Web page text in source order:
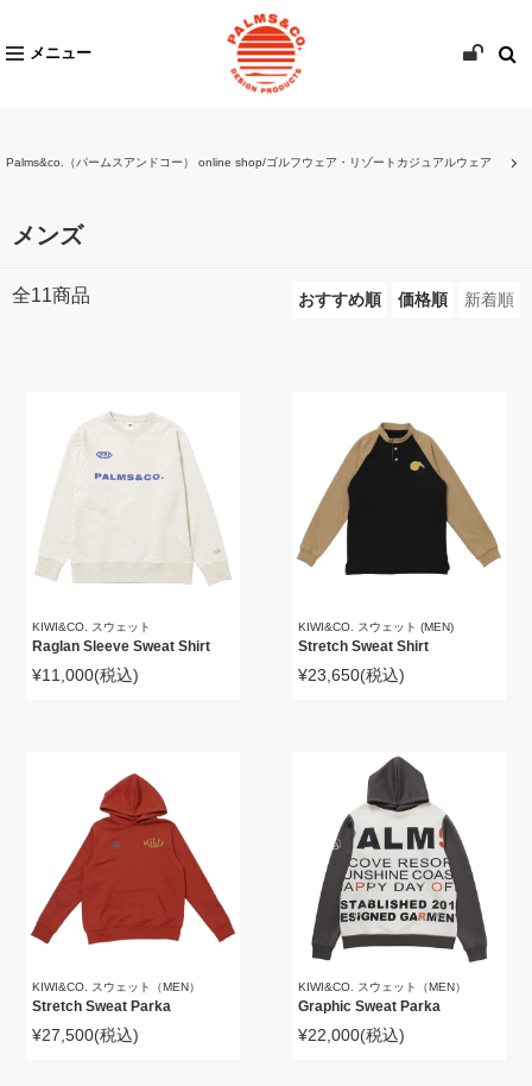
メニュー
Palms&co.（パームスアンドコー） online shop/ゴルフウェア・リゾートカジュアルウェア
メンズ
全11商品 おすすめ順 価格順 新着順
KIWI&CO. スウェット
Raglan Sleeve Sweat Shirt
¥11,000(税込)
KIWI&CO. スウェット (MEN)
Stretch Sweat Shirt
¥23,650(税込)
KIWI&CO. スウェット（MEN）
Stretch Sweat Parka
¥27,500(税込)
KIWI&CO. スウェット（MEN）
Graphic Sweat Parka
¥22,000(税込)